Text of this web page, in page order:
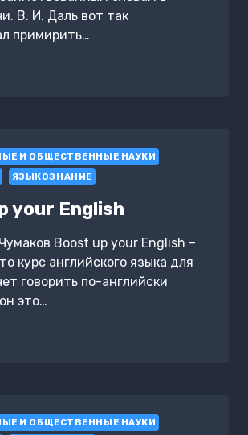
В. И. Даль вот так
примирить…
И ОБЩЕСТВЕННЫЕ НАУКИ
ЯЗЫКОЗНАНИЕ
your English
Boost up your English –
курс английского языка для
говорить по-английски
это…
И ОБЩЕСТВЕННЫЕ НАУКИ